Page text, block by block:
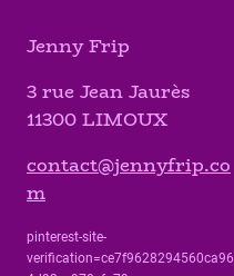
Jenny Frip
3 rue Jean Jaurès
11300 LIMOUX
contact@jennyfrip.co
m
pinterest-site-
verification=ce7f9628294560ca96